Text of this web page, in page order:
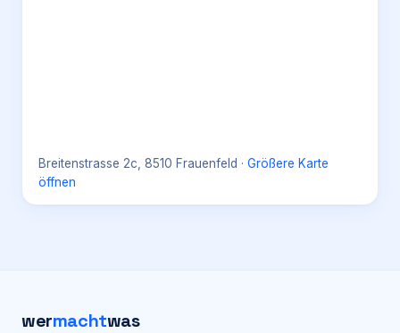
Breitenstrasse 2c, 8510 Frauenfeld · Größere Karte
öffnen
wermachtwas